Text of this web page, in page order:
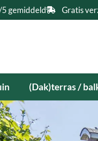
gemiddeld Gratis
(Dak)terras /